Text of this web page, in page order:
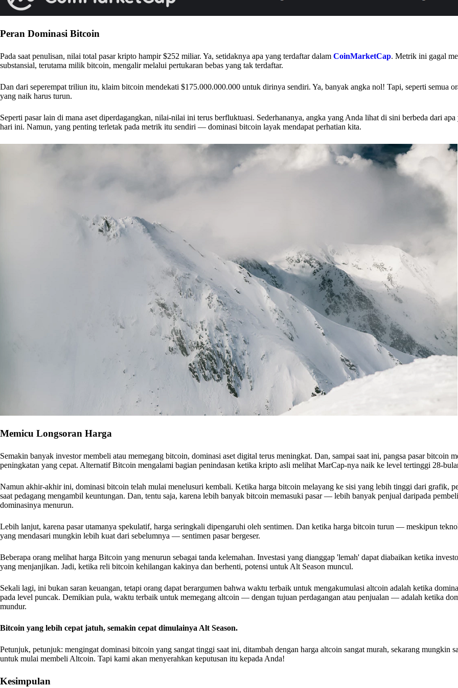
Peran Dominasi Bitcoin
Pada saat penulisan, nilai total pasar kripto hampir $252 miliar. Ya, setidaknya apa yang terdaftar dalam CoinMarketCap. Metrik ini gagal
substansial, terutama milik bitcoin, mengalir melalui pertukaran bebas yang tak terdaftar.
Dan dari seperempat triliun itu, klaim bitcoin mendekati $175.000.000.000 untuk dirinya sendiri. Ya, banyak angka nol! Tapi, seperti semua
yang naik harus turun.
Seperti pasar lain di mana aset diperdagangkan, nilai-nilai ini terus berfluktuasi. Sederhananya, angka yang Anda lihat di sini berbeda dari
hari ini. Namun, yang penting terletak pada metrik itu sendiri — dominasi bitcoin layak mendapat perhatian kita.
Memicu Longsoran Harga
Semakin banyak investor membeli atau memegang bitcoin, dominasi aset digital terus meningkat. Dan, sampai saat ini, pangsa pasar bitcoin
peningkatan yang cepat. Alternatif Bitcoin mengalami bagian penindasan ketika kripto asli melihat MarCap-nya naik ke level tertinggi 28-
Namun akhir-akhir ini, dominasi bitcoin telah mulai menelusuri kembali. Ketika harga bitcoin melayang ke sisi yang lebih tinggi dari grafik,
saat pedagang mengambil keuntungan. Dan, tentu saja, karena lebih banyak bitcoin memasuki pasar — lebih banyak penjual daripada
dominasinya menurun.
Lebih lanjut, karena pasar utamanya spekulatif, harga seringkali dipengaruhi oleh sentimen. Dan ketika harga bitcoin turun — meskipun
yang mendasari mungkin lebih kuat dari sebelumnya — sentimen pasar bergeser.
Beberapa orang melihat harga Bitcoin yang menurun sebagai tanda kelemahan. Investasi yang dianggap 'lemah' dapat diabaikan ketika
yang menjanjikan. Jadi, ketika reli bitcoin kehilangan kakinya dan berhenti, potensi untuk Alt Season muncul.
Sekali lagi, ini bukan saran keuangan, tetapi orang dapat berargumen bahwa waktu terbaik untuk mengakumulasi altcoin adalah ketika
pada level puncak. Demikian pula, waktu terbaik untuk memegang altcoin — dengan tujuan perdagangan atau penjualan — adalah ketika
mundur.
Bitcoin yang lebih cepat jatuh, semakin cepat dimulainya Alt Season.
Petunjuk, petunjuk: mengingat dominasi bitcoin yang sangat tinggi saat ini, ditambah dengan harga altcoin sangat murah, sekarang mungkin
untuk mulai membeli Altcoin. Tapi kami akan menyerahkan keputusan itu kepada Anda!
Kesimpulan